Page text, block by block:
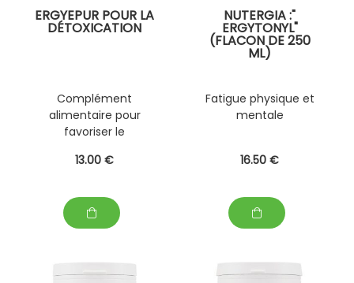
ERGYEPUR POUR LA
DÉTOXICATION
Complément
alimentaire pour
favoriser le
hépatique,éliminer les
jour à diluer dans un
demi verre d' eau ( 75
ml) ou dans une
eau .
13.00 €
NUTERGIA :"
ERGYTONYL"
(FLACON DE 250
ML)
Fatigue physique et
mentale
16.50 €